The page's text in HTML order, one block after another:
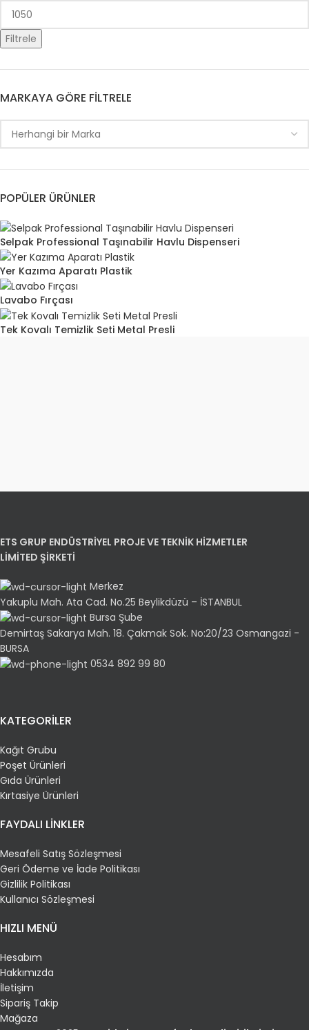
Filtrele
MARKAYA GÖRE FILTRELE
POPÜLER ÜRÜNLER
Selpak Professional Taşınabilir Havlu Dispenseri
Yer Kazıma Aparatı Plastik
Lavabo Fırçası
Tek Kovalı Temizlik Seti Metal Presli
ETS GRUP ENDÜSTRİYEL PROJE VE TEKNİK HİZMETLER
LİMİTED ŞİRKETİ
Merkez
Yakuplu Mah. Ata Cad. No.25 Beylikdüzü – İSTANBUL
Bursa Şube
Demirtaş Sakarya Mah. 18. Çakmak Sok. No:20/23 Osmangazi -
BURSA
0534 892 99 80
KATEGORİLER
Kağıt Grubu
Poşet Ürünleri
Gıda Ürünleri
Kırtasiye Ürünleri
FAYDALI LİNKLER
Mesafeli Satış Sözleşmesi
Geri Ödeme ve İade Politikası
Gizlilik Politikası
Kullanıcı Sözleşmesi
HIZLI MENÜ
Hesabım
Hakkımızda
İletişim
Sipariş Takip
Mağaza